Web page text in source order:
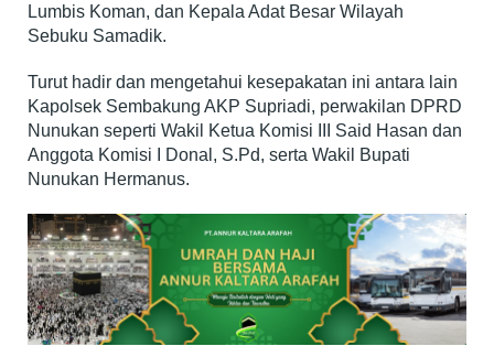
Lumbis Koman, dan Kepala Adat Besar Wilayah
Sebuku Samadik.
Turut hadir dan mengetahui kesepakatan ini antara lain
Kapolsek Sembakung AKP Supriadi, perwakilan DPRD
Nunukan seperti Wakil Ketua Komisi III Said Hasan dan
Anggota Komisi I Donal, S.Pd, serta Wakil Bupati
Nunukan Hermanus.